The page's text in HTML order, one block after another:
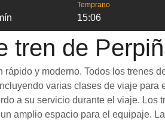
Temprano
15:06
tren de
y moderno. Todos los trenes
varias clases de viaje
a su servicio durante el viaje.
amplio espacio para el equipaje.